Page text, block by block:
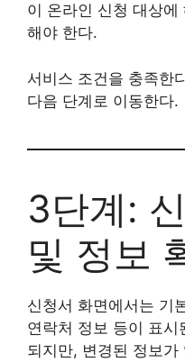
이 온라인 신청 대상에
해야 한다.
서비스 조건을 충족한
다음 단계로 이동한다.
3단계:
및 정보
신청서 화면에서는 기
연락처 정보 등이 표시
되지만, 변경된 정보